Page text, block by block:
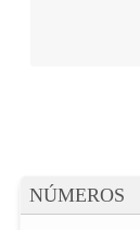
NÚMEROS